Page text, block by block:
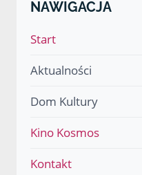
NAWIGACJA
Start
Aktualności
Dom Kultury
Kino Kosmos
Kontakt